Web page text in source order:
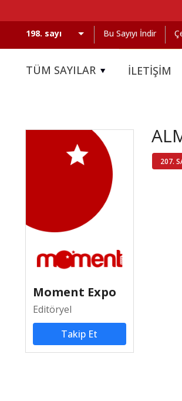
Bu Sayıyı İndir
TÜM SAYILAR İLETİŞİM
Moment Expo
Editöryel
Takip Et
207.